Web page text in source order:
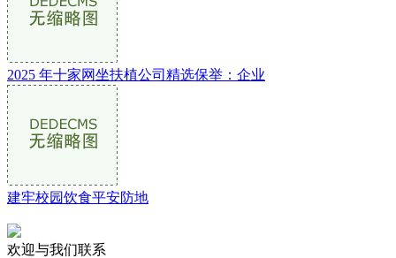
2025 年十家网坐扶植公司精选保举：企业
建牢校园饮食平安防地
欢迎与我们联系